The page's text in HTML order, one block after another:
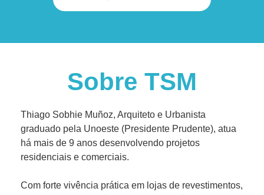
Sobre TSM
Thiago Sobhie Muñoz, Arquiteto e Urbanista
graduado pela Unoeste (Presidente Prudente), atua
há mais de 9 anos desenvolvendo projetos
residenciais e comerciais.
Com forte vivência prática em lojas de revestimentos,